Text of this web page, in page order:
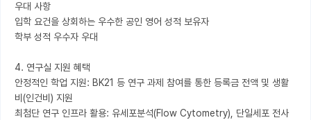
우대 사항
입학 요건을 상회하는 우수한 공인 영어 성적 보유자
학부 성적 우수자 우대
4. 연구실 지원 혜택
안정적인 학업 지원: BK21 등 연구 과제 참여를 통한 등록금 전액 및 생활
비(인건비) 지원
최첨단 연구 인프라 활용: 유세포분석(Flow Cytometry), 단일세포 전사